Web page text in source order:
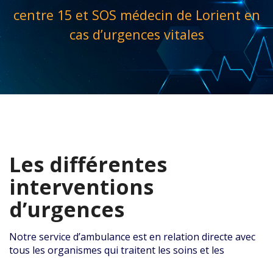
centre 15 et SOS médecin de Lorient en
cas d’urgences vitales
Les différentes
interventions
d’urgences
Notre service d’ambulance est en relation directe avec
tous les organismes qui traitent les soins et les